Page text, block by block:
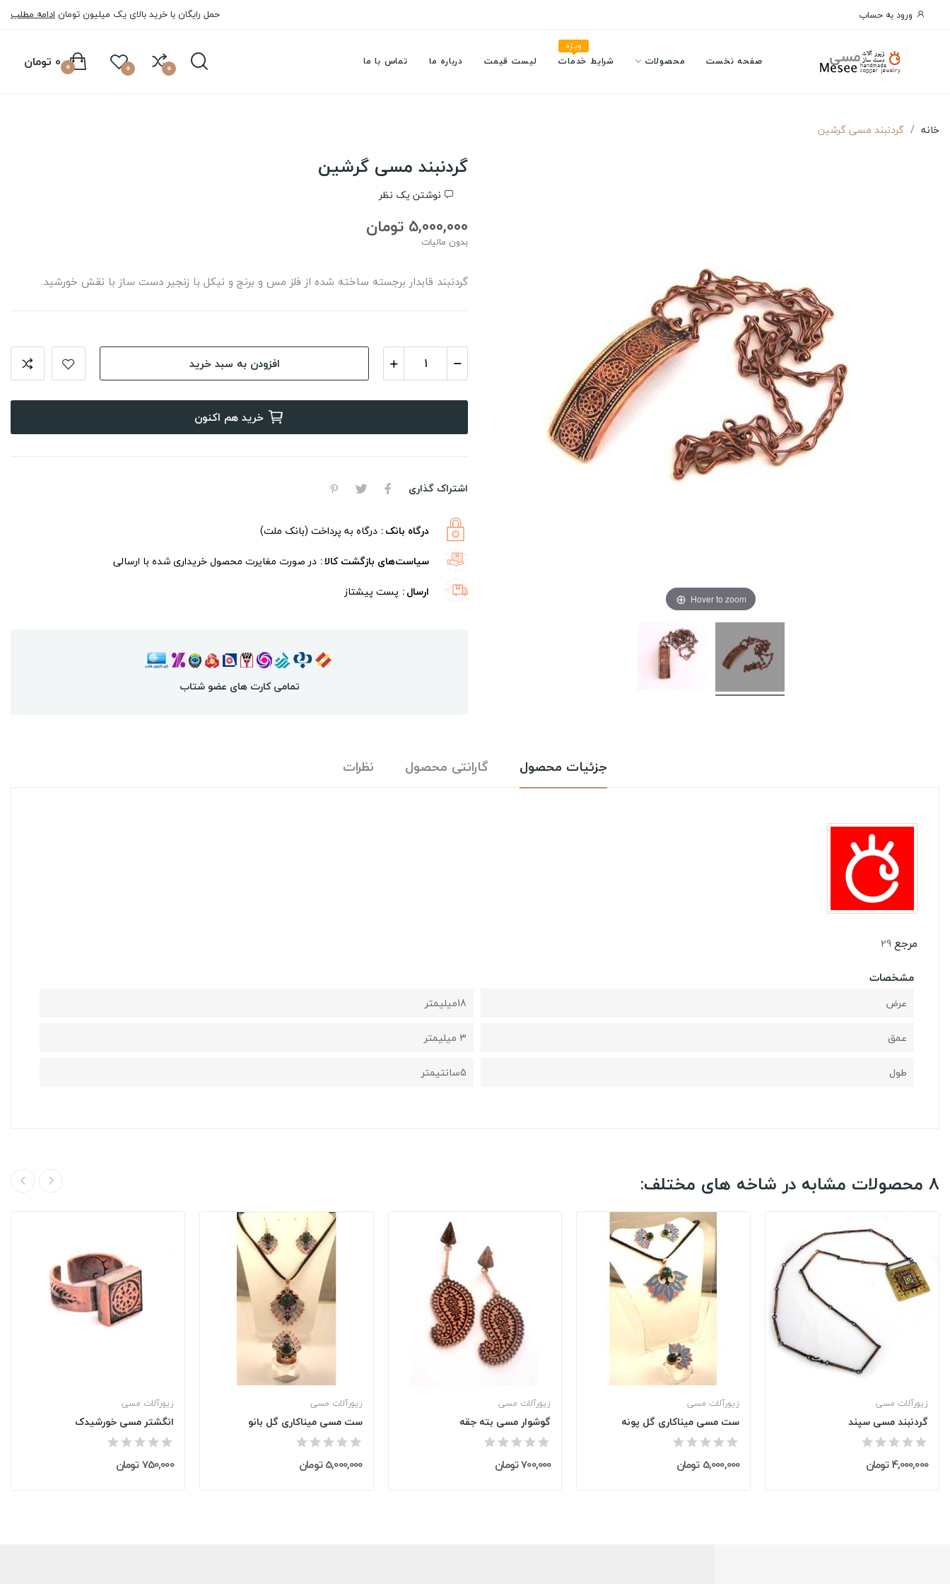
ورود به حساب حمل رایگان با خرید بالای یک میلیون تومان ادامه مطلب
صفحه نخست محصولات شرایط خدمات
ویژه
لیست قیمت درباره ما تماس با ما 0
0 0 تومان 0
خانه گردنبند مسی گرشین
Hover to zoom
گردنبند مسی گرشین
نوشتن یک نظر
5,000,000 تومان
بدون مالیات
گردنبند قابدار برجسته ساخته شده از فلز مس و برنج و نیکل با زنجیر دست ساز با نقش خورشید.
افزودن به سبد خرید
خرید هم اکنون
اشتراک گذاری
درگاه بانک درگاه به پرداخت (بانک ملت)
سیاست‌های بازگشت کالا در صورت مغایرت محصول خریداری شده با ارسالی
ارسال پست پیشتاز
تمامی کارت های عضو شتاب
جزئیات محصول گارانتی محصول نظرات
مرجع29
مشخصات
عرض
18میلیمتر
عمق
3 میلیمتر
طول
5سانتیمتر
8 محصولات مشابه در شاخه های مختلف:
زیورآلات مسی
انگشتر مسی خورشیدک
750,000 تومان
زیورآلات مسی
ست مسی میناکاری گل بانو
5,000,000 تومان
زیورآلات مسی
گوشوار مسی بته جقه
700,000 تومان
زیورآلات مسی
ست مسی میناکاری گل پونه
5,000,000 تومان
زیورآلات مسی
گردنبند مسی سپند
4,000,000 تومان